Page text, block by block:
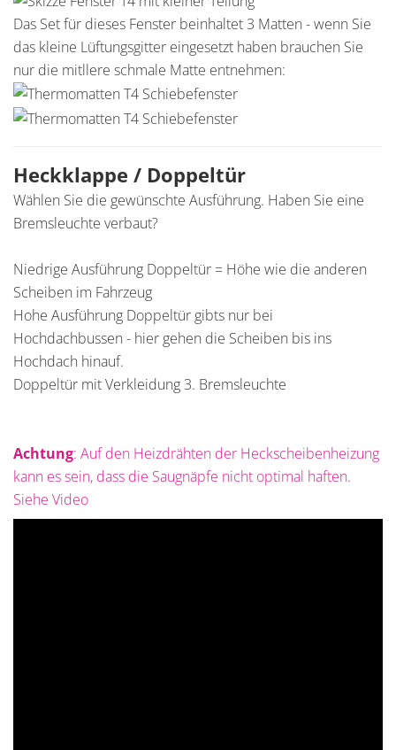
Das Set für dieses Fenster beinhaltet 3 Matten - wenn Sie
das kleine Lüftungsgitter eingesetzt haben brauchen Sie
nur die mitllere schmale Matte entnehmen:
Heckklappe / Doppeltür
Wählen Sie die gewünschte Ausführung. Haben Sie eine
Bremsleuchte verbaut?
Niedrige Ausführung Doppeltür = Höhe wie die anderen
Scheiben im Fahrzeug
Hohe Ausführung Doppeltür gibts nur bei
Hochdachbussen - hier gehen die Scheiben bis ins
Hochdach hinauf.
Doppeltür mit Verkleidung 3. Bremsleuchte
Achtung: Auf den Heizdrähten der Heckscheibenheizung
kann es sein, dass die Saugnäpfe nicht optimal haften.
Siehe Video